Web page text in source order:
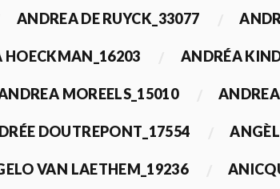
ANDREA DE RUYCK_33077
HOECKMAN_16203 ANDRÉA
MOREELS_15010
DOUTREPONT_17554
VAN LAETHEM_19236